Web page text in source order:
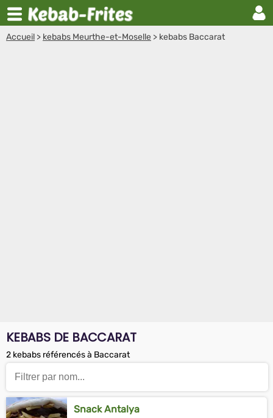
Accueil > kebabs Meurthe-et-Moselle > kebabs Baccarat
KEBABS DE BACCARAT
2 kebabs référencés à Baccarat
Snack Antalya